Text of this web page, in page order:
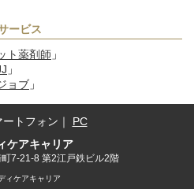
ービス
ト薬剤師 」
」
ョブ 」
ートフォン ｜ PC
ケアキャリア
7-21-8 第2江戸鉄ビル2階
ィケアキャリア